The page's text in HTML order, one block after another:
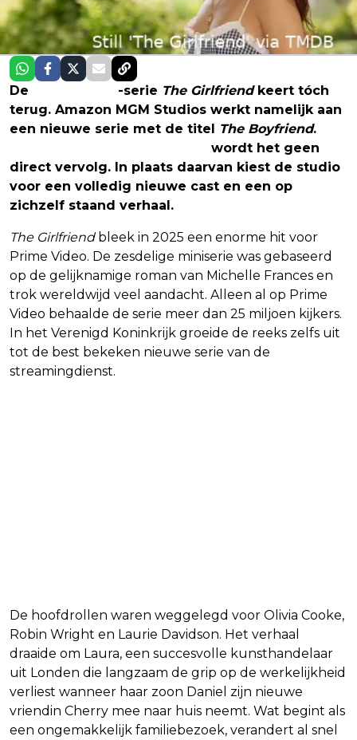
De -serie The Girlfriendkeert tóch
terug. Amazon MGM Studios werkt namelijk aan
een nieuwe serie met de titel The Boyfriend.
wordt het geen
direct vervolg. In plaats daarvan kiest de studio
voor een volledig nieuwe cast en een op
zichzelf staand verhaal.
The Girlfriendbleek in 2025 een enorme hit voor
Prime Video. De zesdelige miniserie was gebaseerd
op de gelijknamige roman van Michelle Frances en
trok wereldwijd veel aandacht. Alleen al op Prime
Video behaalde de serie meer dan 25 miljoen kijkers.
In het Verenigd Koninkrijk groeide de reeks zelfs uit
tot de best bekeken nieuwe serie van de
streamingdienst.
De hoofdrollen waren weggelegd voor Olivia Cooke,
Robin Wright en Laurie Davidson. Het verhaal
draaide om Laura, een succesvolle kunsthandelaar
uit Londen die langzaam de grip op de werkelijkheid
verliest wanneer haar zoon Daniel zijn nieuwe
vriendin Cherry mee naar huis neemt. Wat begint als
een ongemakkelijk familiebezoek, verandert al snel